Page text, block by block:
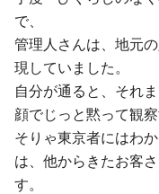
で、
管理人さんは、地元
現していました。
自分が通ると、それ
顔でじっと黙って観察
そりゃ東京者にはわ
は、他からきたお客
す。